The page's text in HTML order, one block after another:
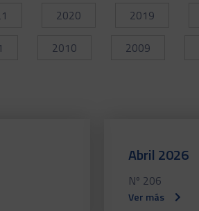
2020 2019
2010 2009
Abril 2026
Nº 206
Ver más